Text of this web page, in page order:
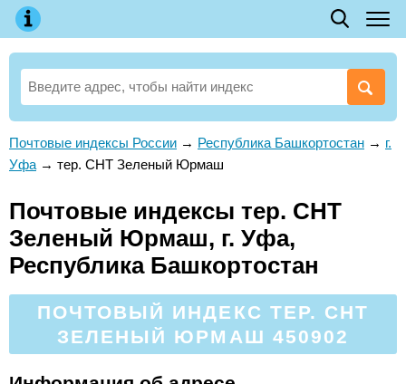
Почтовые индексы России → Республика Башкортостан → г.
Уфа → тер. СНТ Зеленый Юрмаш
Почтовые индексы тер. СНТ
Зеленый Юрмаш, г. Уфа,
Республика Башкортостан
ПОЧТОВЫЙ ИНДЕКС ТЕР. СНТ
ЗЕЛЕНЫЙ ЮРМАШ 450902